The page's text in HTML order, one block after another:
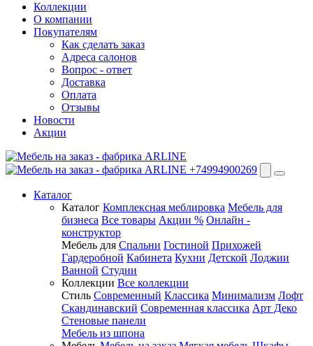
Коллекции
О компании
Покупателям
Как сделать заказ
Адреса салонов
Вопрос - ответ
Доставка
Оплата
Отзывы
Новости
Акции
+74994900269
Каталог
Каталог Комплексная меблировка Мебель для
бизнеса Все товары Акции % Онлайн -
конструктор
Мебель для Спальни Гостиной Прихожей
Гардеробной Кабинета Кухни Детской Лоджии
Ванной Студии
Коллекции Все коллекции
Стиль Современный Классика Минимализм Лофт
Скандинавский Современная классика Арт Деко
Стеновые панели
Мебель из шпона